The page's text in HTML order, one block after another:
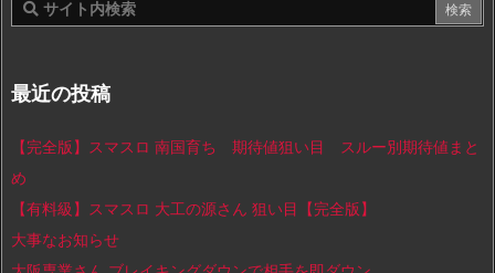
最近の投稿
【完全版】スマスロ 南国育ち 期待値狙い目 スルー別期待値まと
め
【有料級】スマスロ 大工の源さん 狙い目【完全版】
大事なお知らせ